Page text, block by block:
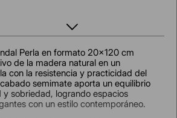
Perla en formato 20x120 cm
de la madera natural en un
con la resistencia y practicidad del
semimate aporta un equilibrio
y sobriedad, logrando espacios
con un estilo contemporáneo.